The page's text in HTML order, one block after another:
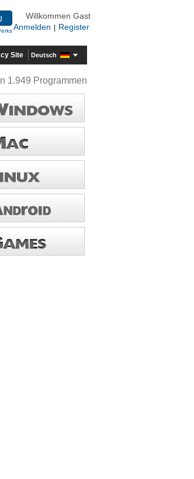
Willkommen Gast
Anmelden
Register
Site Deutsch
1.949 Programmen